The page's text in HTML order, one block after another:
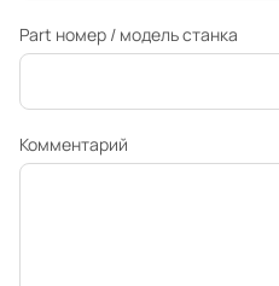
Part номер / модель станка
Комментарий